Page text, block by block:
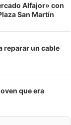
Alfajor» con
San Martín
reparar un cable
que era